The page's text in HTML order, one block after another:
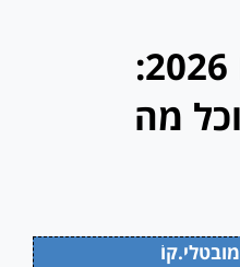
פיצויי פיטורים 2026:
מה